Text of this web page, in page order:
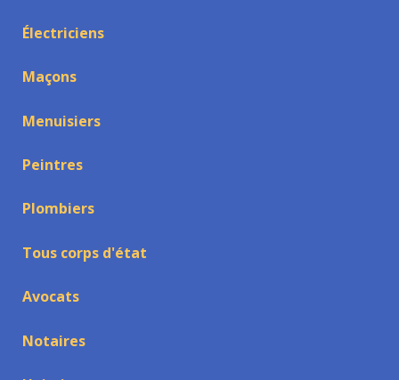
Électriciens
Maçons
Menuisiers
Peintres
Plombiers
Tous corps d'état
Avocats
Notaires